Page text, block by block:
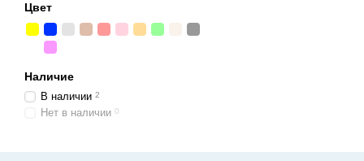
Цвет
Наличие
В наличии 2
Нет в наличии 0